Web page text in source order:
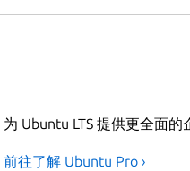
为 Ubuntu LTS 提供更全面的
前往了解 Ubuntu Pro ›